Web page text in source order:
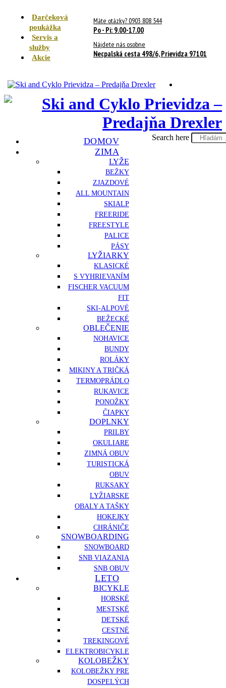
Darčeková
poukážka
Servis a
služby
Akcie
Máte otázky? 0903 808 544
Po - Pi: 9.00-17.00
Nájdete nás osobne
Necpalská cesta 498/6, Prievidza 97101
DOMOV
ZIMA
LYŽE
BEŽKY
ZJAZDOVÉ
ALL MOUNTAIN
SKIALP
FREERIDE
FREESTYLE
PALICE
PÁSY
LYŽIARKY
KLASICKÉ
S VYHRIEVANÍM
FISCHER VACUUM
FIT
SKI-ALPOVÉ
BEŽECKÉ
OBLEČENIE
NOHAVICE
BUNDY
ROLÁKY
MIKINY A TRIČKÁ
TERMOPRÁDLO
RUKAVICE
PONOŽKY
ČIAPKY
DOPLNKY
PRILBY
OKULIARE
ZIMNÁ OBUV
TURISTICKÁ
OBUV
RUKSAKY
LYŽIARSKE
OBALY A TAŠKY
HOKEJKY
CHRÁNIČE
SNOWBOARDING
SNOWBOARD
SNB VIAZANIA
SNB OBUV
LETO
BICYKLE
HORSKÉ
MESTSKÉ
DETSKÉ
CESTNÉ
TREKINGOVÉ
ELEKTROBICYKLE
KOLOBEŽKY
KOLOBEŽKY PRE
DOSPELÝCH
Search here